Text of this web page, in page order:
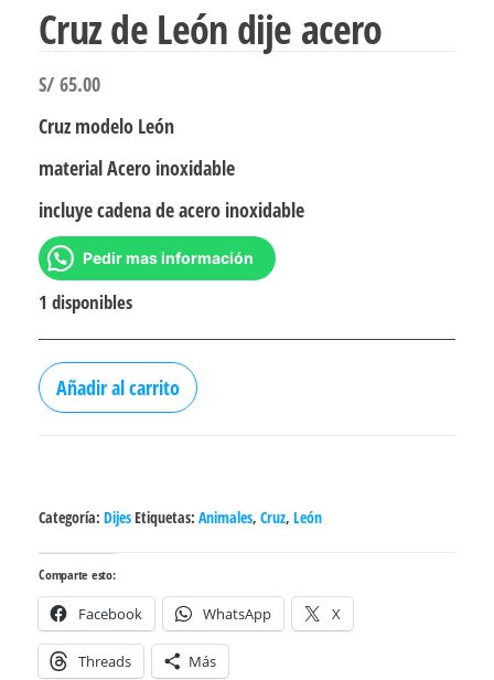
Cruz de León dije acero
S/ 65.00
Cruz modelo León
material Acero inoxidable
incluye cadena de acero inoxidable
Pedir mas información
1 disponibles
Cruz
de
cantidad
Añadir al carrito
Categoría: DijesEtiquetas: Animales, Cruz, León
Comparte esto:
Facebook WhatsApp X
Threads Más